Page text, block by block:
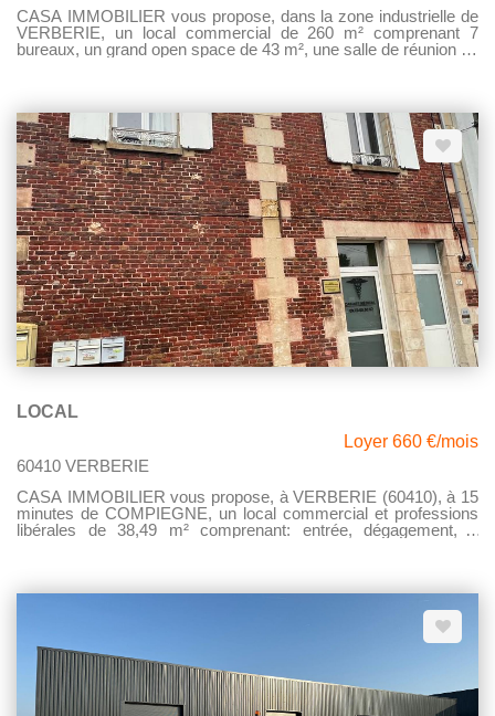
CASA IMMOBILIER vous propose, dans la zone industrielle de
VERBERIE, un local commercial de 260 m² comprenant 7
bureaux, un grand open space de 43 m², une salle de réunion de
une cour privative. Loyer mensuel: 3 000,00 € HT Disponible au
1er juillet 2023
LOCAL
Loyer 660 €/mois
60410 VERBERIE
CASA IMMOBILIER vous propose, à VERBERIE (60410), à 15
minutes de COMPIEGNE, un local commercial et professions
libérales de 38,49 m² comprenant: entrée, dégagement, 2
Libre de suite.